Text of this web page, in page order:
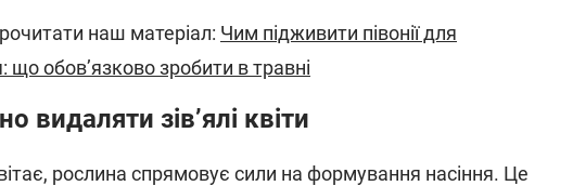
наш матеріал: Чим підживити півонії для
що обов’язково зробити в травні
видаляти зів’ялі квіти
рослина спрямовує сили на формування насіння. Це